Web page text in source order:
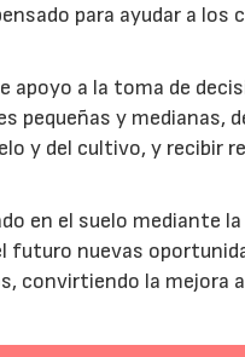
para ayudar a
apoyo a la toma de
pequeñas y medianas,
y del cultivo, y recibir
en el suelo mediante
futuro nuevas
convirtiendo la mejora